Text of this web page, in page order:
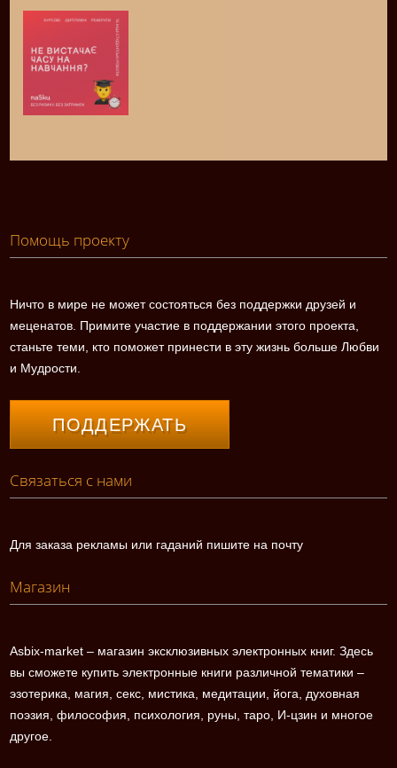
Помощь проекту
Ничто в мире не может состояться без поддержки друзей и
меценатов. Примите участие в поддержании этого проекта,
станьте теми, кто поможет принести в эту жизнь больше Любви
и Мудрости.
ПОДДЕРЖАТЬ
Связаться с нами
Для заказа рекламы или гаданий пишите на почту
Магазин
Asbix-market – магазин эксклюзивных электронных книг. Здесь
вы сможете купить электронные книги различной тематики –
эзотерика, магия, секс, мистика, медитации, йога, духовная
поэзия, философия, психология, руны, таро, И-цзин и многое
другое.